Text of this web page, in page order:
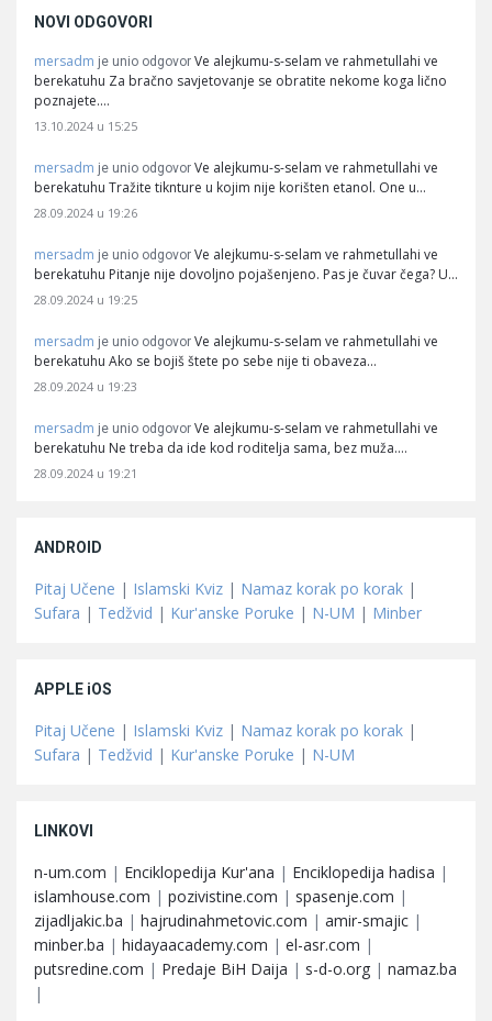
NOVI ODGOVORI
mersadm je unio odgovor Ve alejkumu-s-selam ve rahmetullahi ve
berekatuhu Za bračno savjetovanje se obratite nekome koga lično
poznajete.…
13.10.2024 u 15:25
mersadm je unio odgovor Ve alejkumu-s-selam ve rahmetullahi ve
berekatuhu Tražite tiknture u kojim nije korišten etanol. One u…
28.09.2024 u 19:26
mersadm je unio odgovor Ve alejkumu-s-selam ve rahmetullahi ve
berekatuhu Pitanje nije dovoljno pojašenjeno. Pas je čuvar čega? U…
28.09.2024 u 19:25
mersadm je unio odgovor Ve alejkumu-s-selam ve rahmetullahi ve
berekatuhu Ako se bojiš štete po sebe nije ti obaveza…
28.09.2024 u 19:23
mersadm je unio odgovor Ve alejkumu-s-selam ve rahmetullahi ve
berekatuhu Ne treba da ide kod roditelja sama, bez muža.…
28.09.2024 u 19:21
ANDROID
Pitaj Učene | Islamski Kviz | Namaz korak po korak |
Sufara | Tedžvid | Kur'anske Poruke | N-UM | Minber
APPLE iOS
Pitaj Učene | Islamski Kviz | Namaz korak po korak |
Sufara | Tedžvid | Kur'anske Poruke | N-UM
LINKOVI
n-um.com | Enciklopedija Kur'ana | Enciklopedija hadisa |
islamhouse.com | pozivistine.com | spasenje.com |
zijadljakic.ba | hajrudinahmetovic.com | amir-smajic |
minber.ba | hidayaacademy.com | el-asr.com |
putsredine.com | Predaje BiH Daija | s-d-o.org | namaz.ba
|